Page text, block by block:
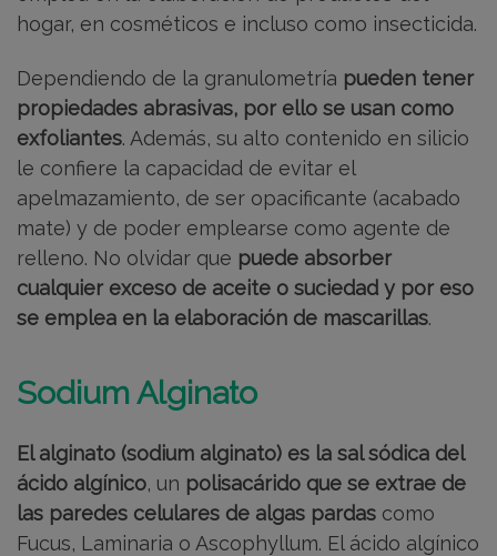
hogar, en cosméticos e incluso como insecticida.
Dependiendo de la granulometría pueden tener
propiedades abrasivas, por ello se usan como
exfoliantes. Además, su alto contenido en silicio
le confiere la capacidad de evitar el
apelmazamiento, de ser opacificante (acabado
mate) y de poder emplearse como agente de
relleno. No olvidar que puede absorber
cualquier exceso de aceite o suciedad y por eso
se emplea en la elaboración de mascarillas.
Sodium Alginato
El alginato (sodium alginato) es la sal sódica del
ácido algínico, un polisacárido que se extrae de
las paredes celulares de algas pardas como
Fucus, Laminaria o Ascophyllum. El ácido algínico